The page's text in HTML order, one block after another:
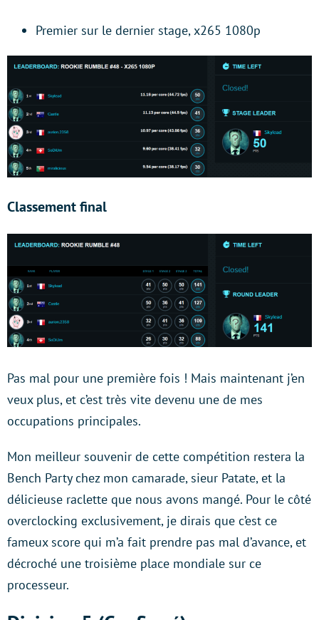
Premier sur le dernier stage, x265 1080p
Classement final
Pas mal pour une première fois ! Mais maintenant j’en
veux plus, et c’est très vite devenu une de mes
occupations principales.
Mon meilleur souvenir de cette compétition restera la
Bench Party chez mon camarade, sieur Patate, et la
délicieuse raclette que nous avons mangé. Pour le côté
overclocking exclusivement, je dirais que c’est ce
fameux score qui m’a fait prendre pas mal d’avance, et
décroché une troisième place mondiale sur ce
processeur.